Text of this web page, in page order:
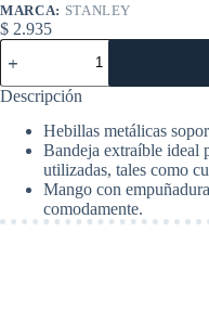
MARCA: STANLEY
$ 2.935
Caja
Plastica
con
Bandeja
2000
Cerraduras
Metálicas
Descripción
Hebillas metálicas
Bandeja extraíble ideal
utilizadas, tales como
Mango con
comodamente.